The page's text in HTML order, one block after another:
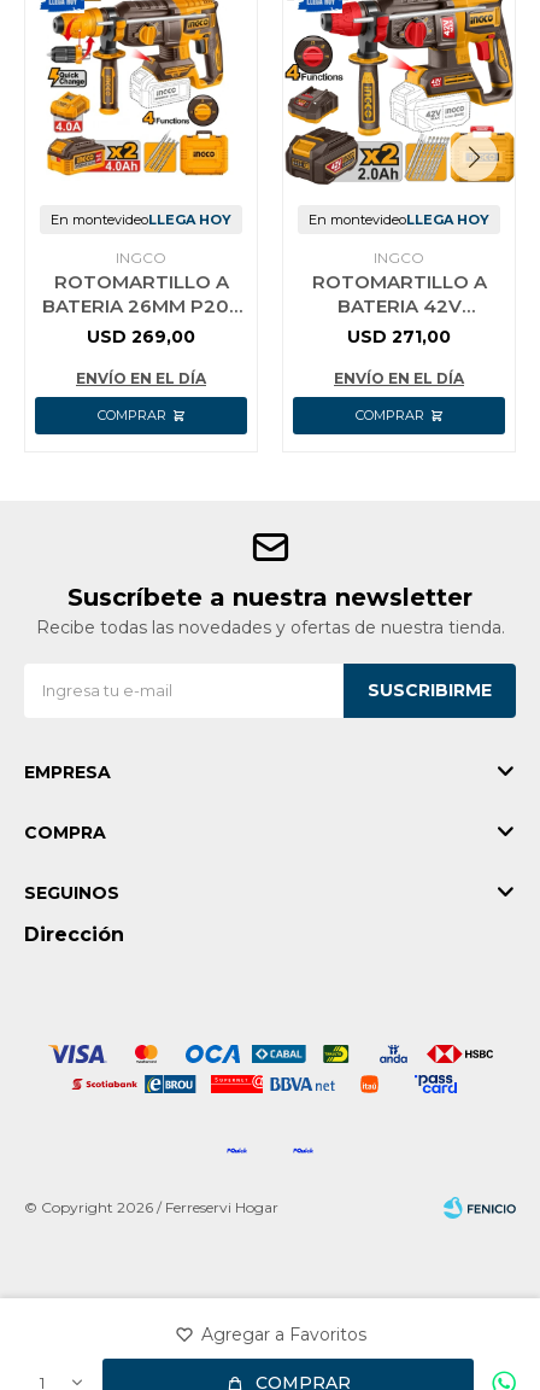
1 COMPRAR
En montevideoLLEGA HOY
INGCO
ROTOMARTILLO A
BATERIA 26MM P20S
20V 2.5J SDS PLUS + 2
CARGADOR + AC
USD 269,00
ENVÍO EN EL DÍA
En montevideoLLEGA HOY
INGCO
ROTOMARTILLO A
BATERIA 42V
BRUSHLESS SDS PLUS
CINCEL + 2 BAT
USD 271,00
ENVÍO EN EL DÍA
Suscríbete a nuestra newsletter
Recibe todas las novedades y ofertas de nuestra tienda.
SUSCRIBIRME
EMPRESA
COMPRA
Dirección
SEGUINOS
© Copyright 2026 / Ferreservi Hogar
Fenicio